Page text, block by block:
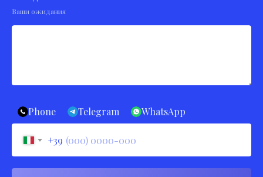
Ваши ожидания
Phone Telegram WhatsApp
+39